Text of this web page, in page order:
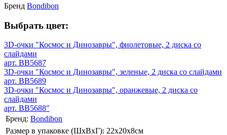
Бренд Bondibon
Выбрать цвет:
3D-очки "Космос и Динозавры", фиолетовые, 2 диска со
слайдами
арт. BB5687
3D-очки "Космос и Динозавры", зеленые, 2 диска со слайдами
арт. BB5689
3D-очки "Космос и Динозавры", оранжевые, 2 диска со
слайдами
арт. BB5688"
Бренд: Bondibon
Размер в упаковке (ШхВxГ): 22х20х8cм